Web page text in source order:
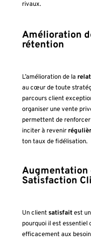
rivaux.
Amélioration
rétention
L’amélioration de la
au cœur de toute
parcours client
organiser une vente
permettent de
inciter à revenir
ton taux de fidélisation.
Augmentation
Satisfaction
Un clientsatisfaitest
pourquoi il est essentiel
efficacement aux